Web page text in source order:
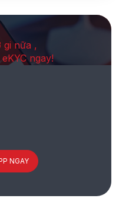
gi nữa ,
ngay!
NGAY